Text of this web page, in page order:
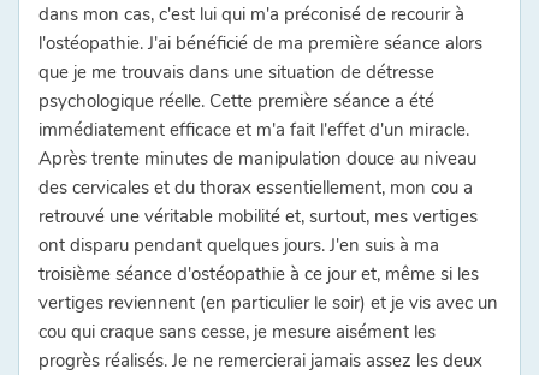
dans mon cas, c'est lui qui m'a préconisé de recourir à
l'ostéopathie. J'ai bénéficié de ma première séance alors
que je me trouvais dans une situation de détresse
psychologique réelle. Cette première séance a été
immédiatement efficace et m'a fait l'effet d'un miracle.
Après trente minutes de manipulation douce au niveau
des cervicales et du thorax essentiellement, mon cou a
retrouvé une véritable mobilité et, surtout, mes vertiges
ont disparu pendant quelques jours. J'en suis à ma
troisième séance d'ostéopathie à ce jour et, même si les
vertiges reviennent (en particulier le soir) et je vis avec un
cou qui craque sans cesse, je mesure aisément les
progrès réalisés. Je ne remercierai jamais assez les deux